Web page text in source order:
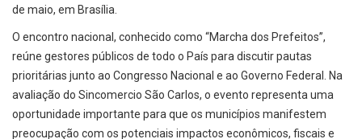
de maio, em Brasília.
O encontro nacional, conhecido como “Marcha dos Prefeitos”,
reúne gestores públicos de todo o País para discutir pautas
prioritárias junto ao Congresso Nacional e ao Governo Federal. Na
avaliação do Sincomercio São Carlos, o evento representa uma
oportunidade importante para que os municípios manifestem
preocupação com os potenciais impactos econômicos, fiscais e